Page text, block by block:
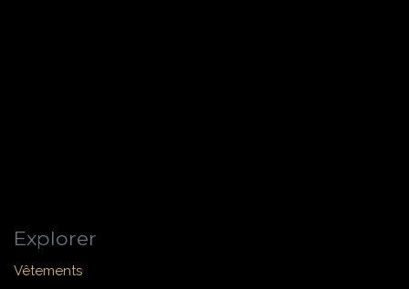
Explorer
Vêtements